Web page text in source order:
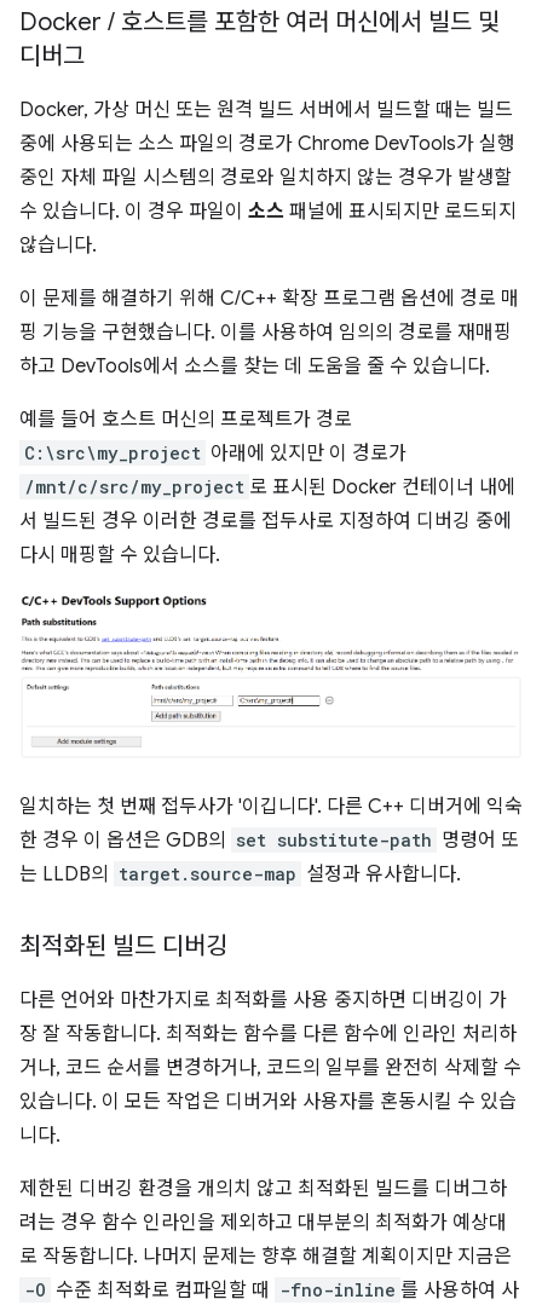
Docker / 호스트를 포함한 여러 머신에서 빌드 및
디버그
Docker, 가상 머신 또는 원격 빌드 서버에서 빌드할 때는 빌드
중에 사용되는 소스 파일의 경로가 Chrome DevTools가 실행
중인 자체 파일 시스템의 경로와 일치하지 않는 경우가 발생할
수 있습니다. 이 경우 파일이 소스 패널에 표시되지만 로드되지
않습니다.
이 문제를 해결하기 위해 C/C++ 확장 프로그램 옵션에 경로 매
핑 기능을 구현했습니다. 이를 사용하여 임의의 경로를 재매핑
하고 DevTools에서 소스를 찾는 데 도움을 줄 수 있습니다.
예를 들어 호스트 머신의 프로젝트가 경로
C:\src\my_project 아래에 있지만 이 경로가
/mnt/c/src/my_project 로 표시된 Docker 컨테이너 내에
서 빌드된 경우 이러한 경로를 접두사로 지정하여 디버깅 중에
다시 매핑할 수 있습니다.
일치하는 첫 번째 접두사가 '이깁니다'. 다른 C++ 디버거에 익숙
한 경우 이 옵션은 GDB의
set substitute-path 명령어 또
는 LLDB의
target.source-map 설정과 유사합니다.
최적화된 빌드 디버깅
다른 언어와 마찬가지로 최적화를 사용 중지하면 디버깅이 가
장 잘 작동합니다. 최적화는 함수를 다른 함수에 인라인 처리하
거나, 코드 순서를 변경하거나, 코드의 일부를 완전히 삭제할 수
있습니다. 이 모든 작업은 디버거와 사용자를 혼동시킬 수 있습
니다.
제한된 디버깅 환경을 개의치 않고 최적화된 빌드를 디버그하
려는 경우 함수 인라인을 제외하고 대부분의 최적화가 예상대
로 작동합니다. 나머지 문제는 향후 해결할 계획이지만 지금은
-O 수준 최적화로 컴파일할 때 -fno-inline 를 사용하여 사